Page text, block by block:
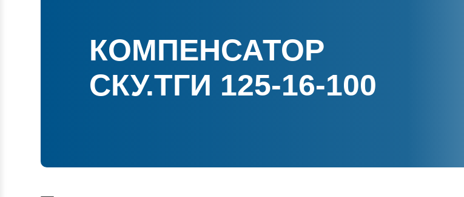
КОМПЕНСАТОР
СКУ.ТГИ 125-16-100